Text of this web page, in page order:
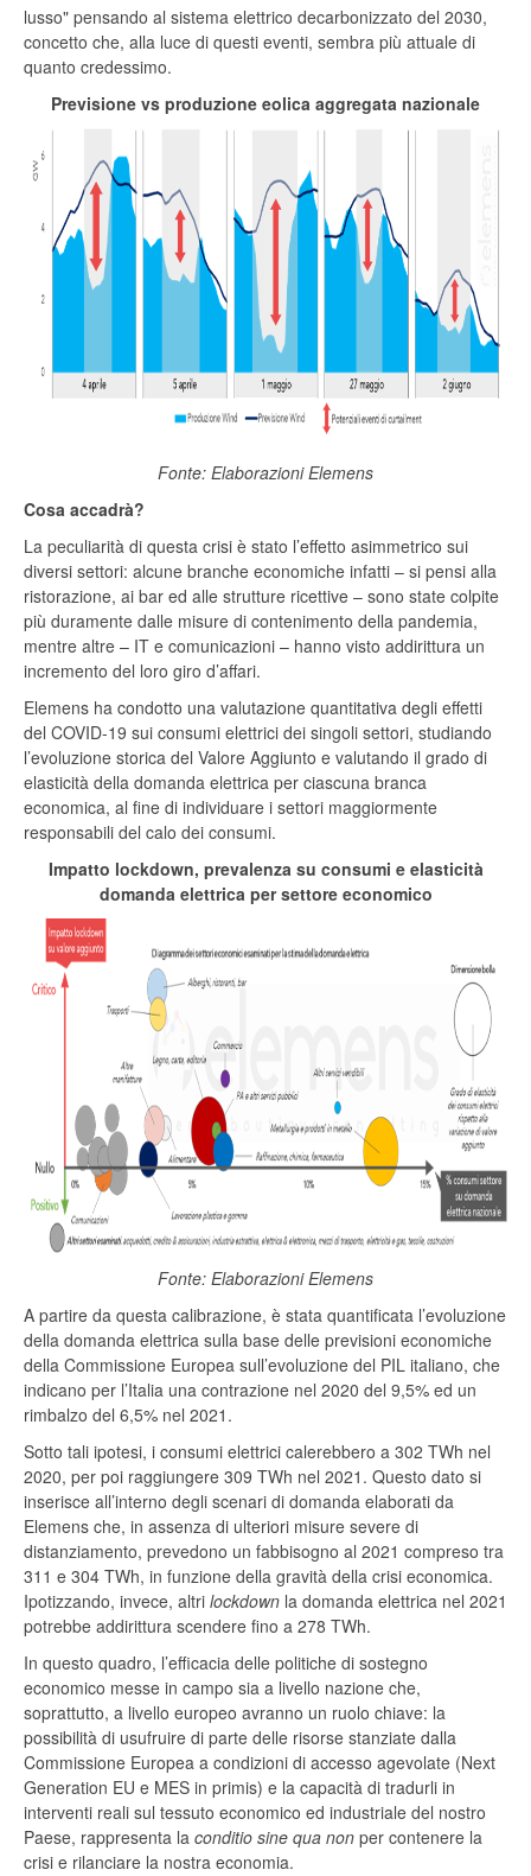
lusso" pensando al sistema elettrico decarbonizzato del 2030,
concetto che, alla luce di questi eventi, sembra più attuale di
quanto credessimo.
Previsione vs produzione eolica aggregata nazionale
Fonte: Elaborazioni Elemens
Cosa accadrà?
La peculiarità di questa crisi è stato l’effetto asimmetrico sui
diversi settori: alcune branche economiche infatti – si pensi alla
ristorazione, ai bar ed alle strutture ricettive – sono state colpite
più duramente dalle misure di contenimento della pandemia,
mentre altre – IT e comunicazioni – hanno visto addirittura un
incremento del loro giro d’affari.
Elemens ha condotto una valutazione quantitativa degli effetti
del COVID-19 sui consumi elettrici dei singoli settori, studiando
l’evoluzione storica del Valore Aggiunto e valutando il grado di
elasticità della domanda elettrica per ciascuna branca
economica, al fine di individuare i settori maggiormente
responsabili del calo dei consumi.
Impatto lockdown, prevalenza su consumi e elasticità
domanda elettrica per settore economico
Fonte: Elaborazioni Elemens
A partire da questa calibrazione, è stata quantificata l’evoluzione
della domanda elettrica sulla base delle previsioni economiche
della Commissione Europea sull’evoluzione del PIL italiano, che
indicano per l’Italia una contrazione nel 2020 del 9,5% ed un
rimbalzo del 6,5% nel 2021.
Sotto tali ipotesi, i consumi elettrici calerebbero a 302 TWh nel
2020, per poi raggiungere 309 TWh nel 2021. Questo dato si
inserisce all’interno degli scenari di domanda elaborati da
Elemens che, in assenza di ulteriori misure severe di
distanziamento, prevedono un fabbisogno al 2021 compreso tra
311 e 304 TWh, in funzione della gravità della crisi economica.
Ipotizzando, invece, altri lockdown la domanda elettrica nel 2021
potrebbe addirittura scendere fino a 278 TWh.
In questo quadro, l’efficacia delle politiche di sostegno
economico messe in campo sia a livello nazione che,
soprattutto, a livello europeo avranno un ruolo chiave: la
possibilità di usufruire di parte delle risorse stanziate dalla
Commissione Europea a condizioni di accesso agevolate (Next
Generation EU e MES in primis) e la capacità di tradurli in
interventi reali sul tessuto economico ed industriale del nostro
Paese, rappresenta la conditio sine qua non per contenere la
crisi e rilanciare la nostra economia.